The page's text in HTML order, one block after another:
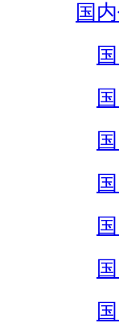
国